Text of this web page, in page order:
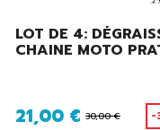
LOT DE 4:
CHAINE MOTO
21,00 € 30,00 € -